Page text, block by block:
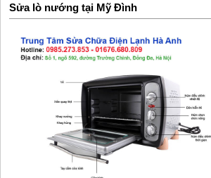
Sửa lò nướng tại Mỹ Đình